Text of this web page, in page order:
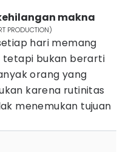
makna
hari memang
tetapi bukan berarti
orang yang
karena rutinitas
menemukan tujuan